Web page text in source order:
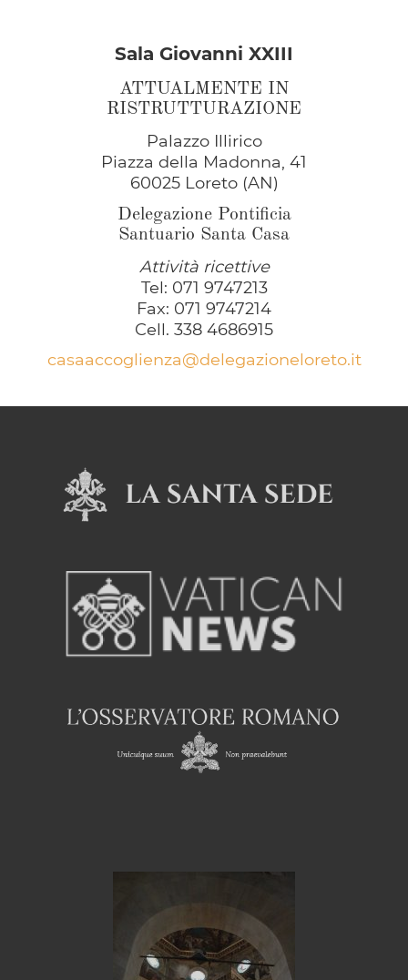
Sala Giovanni XXIII
ATTUALMENTE IN
RISTRUTTURAZIONE
Palazzo Illirico
Piazza della Madonna, 41
60025 Loreto (AN)
Delegazione Pontificia
Santuario Santa Casa
Attività ricettive
Tel: 071 9747213
Fax: 071 9747214
Cell. 338 4686915
casaaccoglienza@delegazioneloreto.it